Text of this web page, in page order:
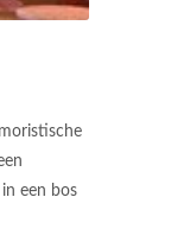
een bos